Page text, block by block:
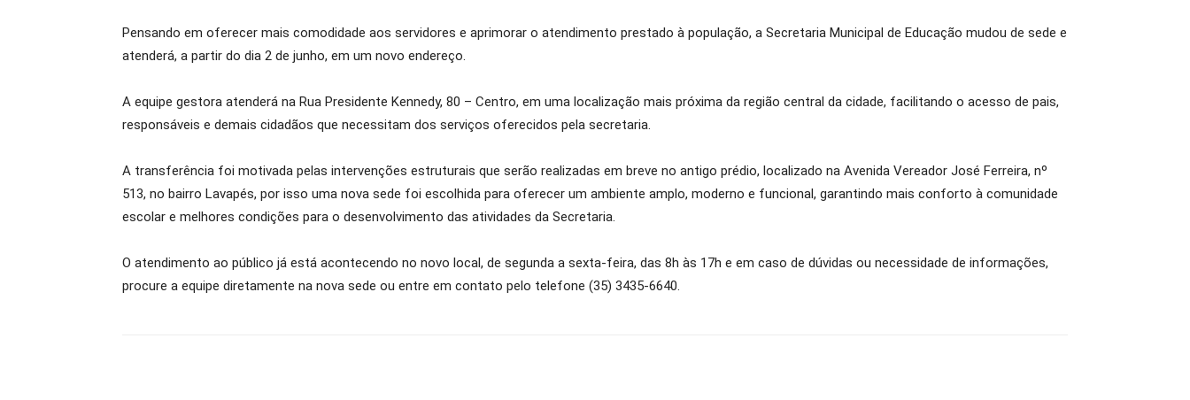
Pensando em oferecer mais comodidade aos servidores e aprimorar o atendimento prestado à população, a Secretaria Municipal de Educação mudou de sede e
atenderá, a partir do dia 2 de junho, em um novo endereço.
A equipe gestora atenderá na Rua Presidente Kennedy, 80 – Centro, em uma localização mais próxima da região central da cidade, facilitando o acesso de pais,
responsáveis e demais cidadãos que necessitam dos serviços oferecidos pela secretaria.
A transferência foi motivada pelas intervenções estruturais que serão realizadas em breve no antigo prédio, localizado na Avenida Vereador José Ferreira, nº
513, no bairro Lavapés, por isso uma nova sede foi escolhida para oferecer um ambiente amplo, moderno e funcional, garantindo mais conforto à comunidade
escolar e melhores condições para o desenvolvimento das atividades da Secretaria.
O atendimento ao público já está acontecendo no novo local, de segunda a sexta-feira, das 8h às 17h e em caso de dúvidas ou necessidade de informações,
procure a equipe diretamente na nova sede ou entre em contato pelo telefone (35) 3435-6640.